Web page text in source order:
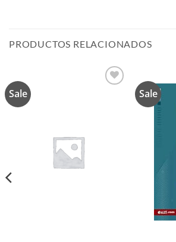
PRODUCTOS RELACIONADOS
Sale Sale